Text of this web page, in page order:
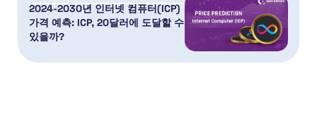
2024-2030년 인터넷 컴퓨터(ICP)
가격 예측: ICP, 20달러에 도달할 수
있을까?